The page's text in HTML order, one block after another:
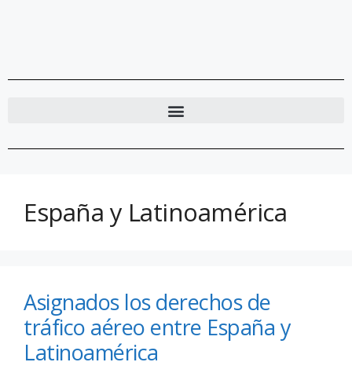
España y Latinoamérica
Asignados los derechos de
tráfico aéreo entre España y
Latinoamérica